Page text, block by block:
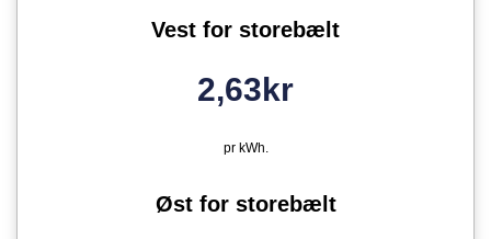
Vest for storebælt
2,63kr
pr kWh.
Øst for storebælt